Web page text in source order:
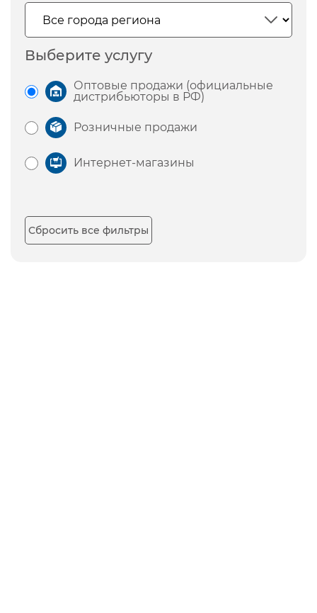
Выберите услугу
Оптовые продажи (официальные
дистрибьюторы в РФ)
Розничные продажи
Интернет-магазины
Сбросить все фильтры